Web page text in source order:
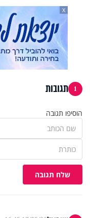
X
1 תגובות
הוסיפו תגובה
שלח תגובה